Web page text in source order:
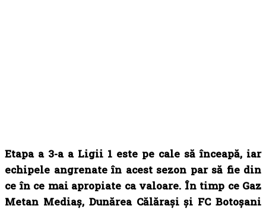
Etapa a 3-a a Ligii 1 este pe cale să înceapă, iar
echipele angrenate în acest sezon par să fie din
ce în ce mai apropiate ca valoare. În timp ce Gaz
Metan Mediaș, Dunărea Călărași și FC Botoșani